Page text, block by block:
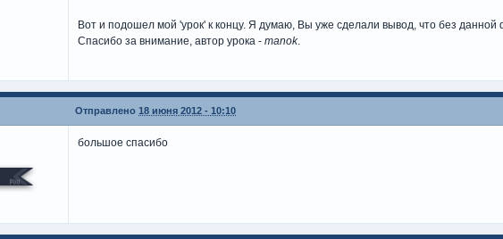
Вот и подошел мой 'урок' к концу. Я думаю, Вы уже сделали вывод, что без данной
Спасибо за внимание, автор урока -manok.
Отправлено18 июня 2012 - 10:10
большое спасибо